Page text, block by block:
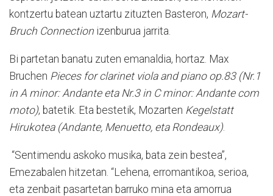
kontzertu batean uztartu zituzten Basteron, Mozart-
Bruch Connection izenburua jarrita.
Bi partetan banatu zuten emanaldia, hortaz. Max
Bruchen Pieces for clarinet viola and piano op.83 (Nr.1
in A minor: Andante eta Nr.3 in C minor: Andante com
moto), batetik. Eta bestetik, Mozarten Kegelstatt
Hirukotea (Andante, Menuetto, eta Rondeaux)
“Sentimendu askoko musika, bata zein bestea”,
Emezabalen hitzetan. “Lehena, erromantikoa, serioa,
eta zenbait pasartetan barruko mina eta amorrua